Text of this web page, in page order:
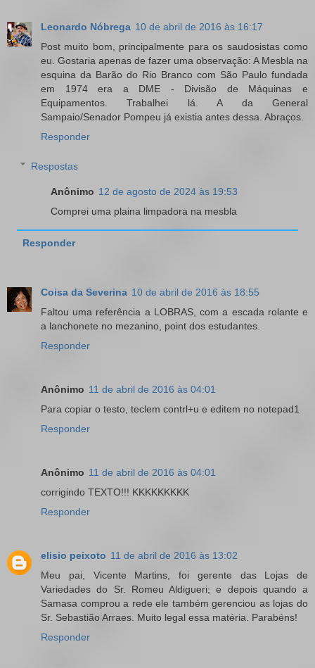
Leonardo Nóbrega 10 de abril de 2016 às 16:17
Post muito bom, principalmente para os saudosistas como
eu. Gostaria apenas de fazer uma observação: A Mesbla na
esquina da Barão do Rio Branco com São Paulo fundada
em 1974 era a DME - Divisão de Máquinas e
Equipamentos. Trabalhei lá. A da General
Sampaio/Senador Pompeu já existia antes dessa. Abraços.
Responder
Respostas
Anônimo 12 de agosto de 2024 às 19:53
Comprei uma plaina limpadora na mesbla
Responder
Coisa da Severina 10 de abril de 2016 às 18:55
Faltou uma referência a LOBRAS, com a escada rolante e
a lanchonete no mezanino, point dos estudantes.
Responder
Anônimo 11 de abril de 2016 às 04:01
Para copiar o testo, teclem contrl+u e editem no notepad1
Responder
Anônimo 11 de abril de 2016 às 04:01
corrigindo TEXTO!!! KKKKKKKKK
Responder
elisio peixoto 11 de abril de 2016 às 13:02
Meu pai, Vicente Martins, foi gerente das Lojas de
Variedades do Sr. Romeu Aldigueri; e depois quando a
Samasa comprou a rede ele também gerenciou as lojas do
Sr. Sebastião Arraes. Muito legal essa matéria. Parabéns!
Responder